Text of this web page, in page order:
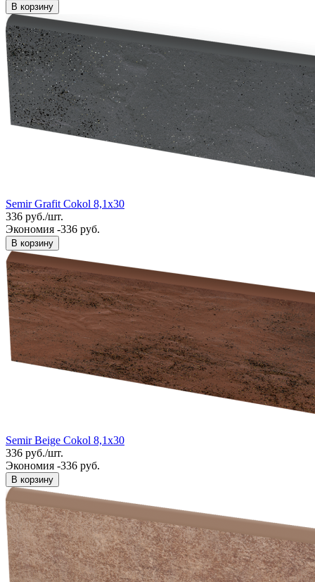
В корзину
Semir Grafit Cokol 8,1x30
336 руб./шт.
Экономия -336 руб.
В корзину
Semir Beige Cokol 8,1x30
336 руб./шт.
Экономия -336 руб.
В корзину